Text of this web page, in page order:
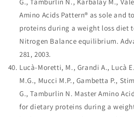
Amino Acids Pattern® as sole and
proteins during a weight loss diet
Nitrogen Balance equilibrium.
281, 2003.
Lucà-Moretti, M., Grandi A., Lucà
M.G., Mucci M.P., Gambetta P.,
G., Tamburlin N. Master Amino
for dietary proteins during a